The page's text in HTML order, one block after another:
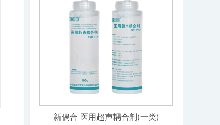
新偶合 医用超声耦合剂(一类)